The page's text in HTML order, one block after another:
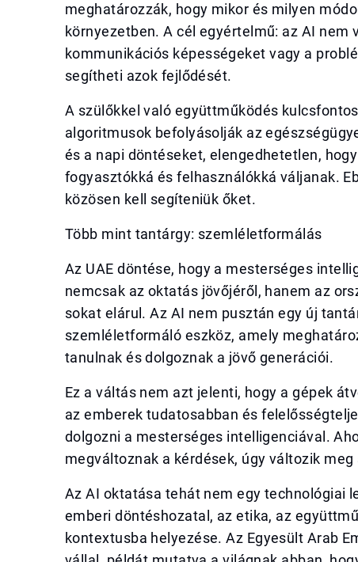
meghatározzák, hogy mikor és milyen
környezetben. A cél egyértelmű: az AI
kommunikációs képességeket vagy a
segítheti azok fejlődését.
A szülőkkel való együttműködés
algoritmusok befolyásolják az
és a napi döntéseket, elengedhetetlen,
fogyasztókká és felhasználókká váljanak.
közösen kell segíteniük őket.
Több mint tantárgy: szemléletformálás
Az UAE döntése, hogy a mesterséges
nemcsak az oktatás jövőjéről, hanem az
sokat elárul. Az AI nem pusztán egy új
szemléletformáló eszköz, amely
tanulnak és dolgoznak a jövő generációi.
Ez a váltás nem azt jelenti, hogy a gépek
az emberek tudatosabban és
dolgozni a mesterséges intelligenciával.
megváltoznak a kérdések, úgy változik
Az AI oktatása tehát nem egy technológiai
emberi döntéshozatal, az etika, az
kontextusba helyezése. Az Egyesült Arab